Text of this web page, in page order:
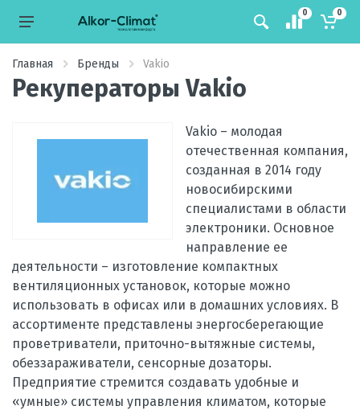
0 0
Главная Бренды Vakio
Рекуператоры Vakio
Vakio – молодая
отечественная компания,
созданная в 2014 году
новосибирскими
специалистами в области
электроники. Основное
направление ее
деятельности – изготовление компактных
вентиляционных установок, которые можно
использовать в офисах или в домашних условиях. В
ассортименте представлены энергосберегающие
проветриватели, приточно-вытяжные системы,
обеззараживатели, сенсорные дозаторы.
Предприятие стремится создавать удобные и
«умные» системы управления климатом, которые